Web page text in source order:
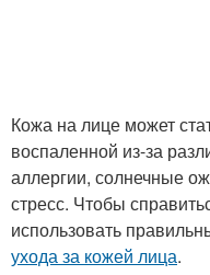
Кожа на лице может
воспаленной из-за
аллергии, солнечные
стресс. Чтобы
использовать
ухода за кожей лица.